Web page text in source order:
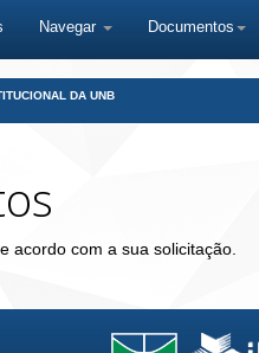
Navegar Documentos
DA UNB
acordo com a sua solicitação.